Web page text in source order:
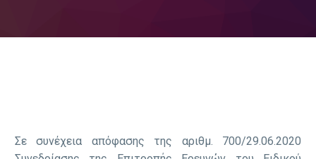
Σε συνέχεια απόφασης της αριθμ. 700/29.06.2020